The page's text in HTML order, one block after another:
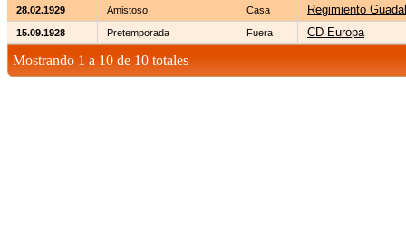
28.02.1929 Amistoso Casa Regimiento
15.09.1928 Pretemporada Fuera CD Europa
Mostrando 1 a 10 de 10 totales